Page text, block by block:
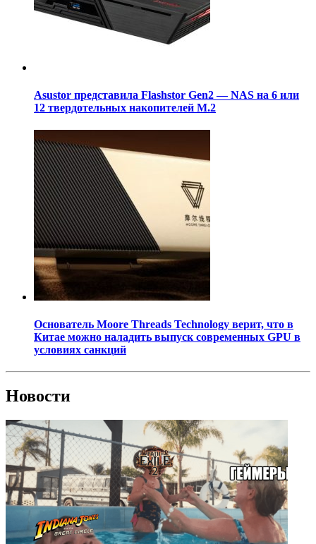
Asustor представила Flashstor Gen2 — NAS на 6 или
12 твердотельных накопителей M.2
Основатель Moore Threads Technology верит, что в
Китае можно наладить выпуск современных GPU в
условиях санкций
Новости